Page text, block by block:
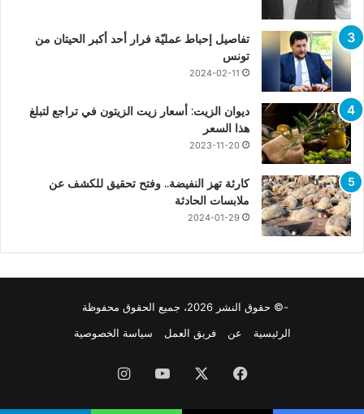
تفاصيل إحباط عمليّة فرار أحد أكبر الحيتان من
تونس
2024-02-11
ديوان الزيت: أسعار زيت الزيتون في تراجع لتبلغ
هذا السعر
2023-11-20
كارثة تهز النفيضة.. وفتح تحقيق للكشف عن
ملابسات الحادثة
2024-01-29
-© حقوق النشر 2026، جميع الحقوق محفوظة
الرئيسية
عن فريق العمل سياسة الخصوصية
فيسبوك يوتيوبانستقرام